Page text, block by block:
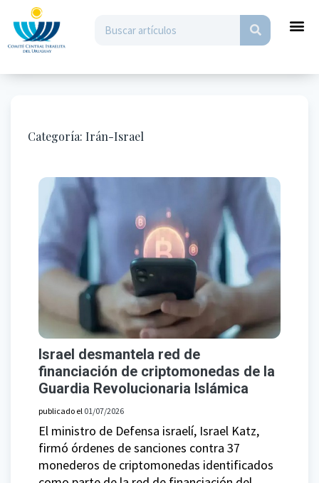
Categoría: Irán-Israel
Israel desmantela red de
financiación de criptomonedas de la
Guardia Revolucionaria Islámica
publicado el 01/07/2026
El ministro de Defensa israelí, Israel Katz,
firmó órdenes de sanciones contra 37
monederos de criptomonedas identificados